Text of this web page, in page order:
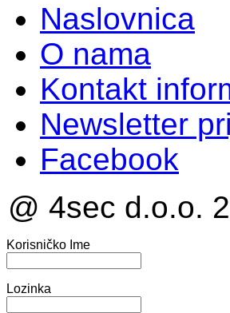
Naslovnica
O nama
Kontakt
Newsletter
Facebook
@ 4sec d.o.o.
Korisničko Ime
Lozinka